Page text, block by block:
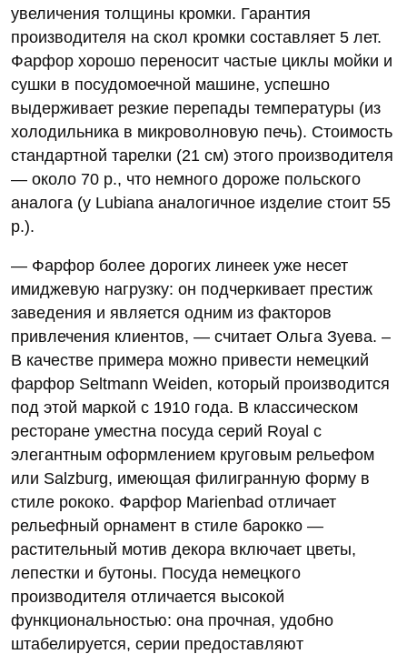
увеличения толщины кромки. Гарантия
производителя на скол кромки составляет 5 лет.
Фарфор хорошо переносит частые циклы мойки и
сушки в посудомоечной машине, успешно
выдерживает резкие перепады температуры (из
холодильника в микроволновую печь). Стоимость
стандартной тарелки (21 см) этого производителя
— около 70 р., что немного дороже польского
аналога (у Lubiana аналогичное изделие стоит 55
р.).
— Фарфор более дорогих линеек уже несет
имиджевую нагрузку: он подчеркивает престиж
заведения и является одним из факторов
привлечения клиентов, — считает Ольга Зуева. –
В качестве примера можно привести немецкий
фарфор Seltmann Weiden, который производится
под этой маркой с 1910 года. В классическом
ресторане уместна посуда серий Royal c
элегантным оформлением круговым рельефом
или Salzburg, имеющая филигранную форму в
стиле рококо. Фарфор Marienbad отличает
рельефный орнамент в стиле барокко —
растительный мотив декора включает цветы,
лепестки и бутоны. Посуда немецкого
производителя отличается высокой
функциональностью: она прочная, удобно
штабелируется, серии предоставляют